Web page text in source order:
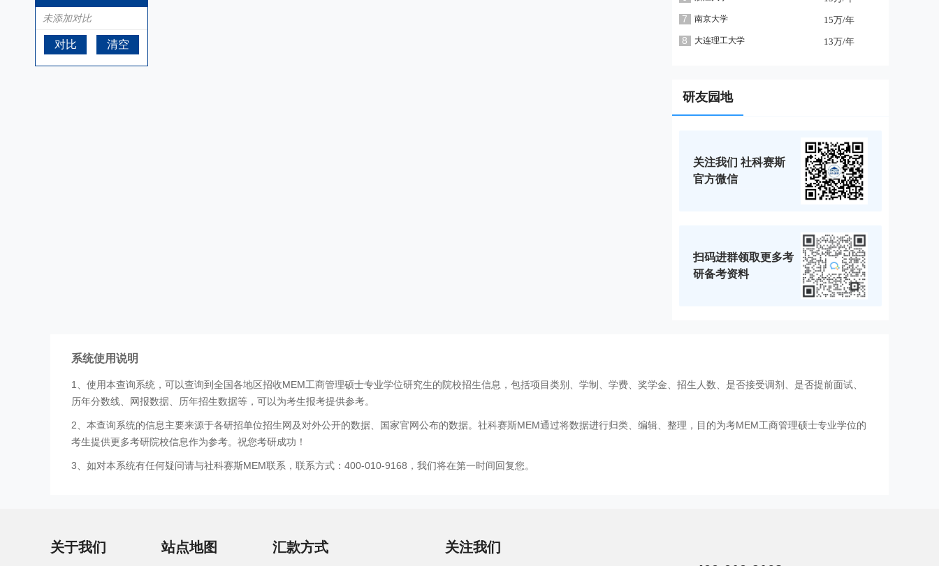
7 南京大学 15万/年
8 大连理工大学 13万/年
研友园地
关注我们 社科赛斯
官方微信
扫码进群领取更多考
研备考资料
系统使用说明
1、使用本查询系统，可以查询到全国各地区招收MEM工商管理硕士专业学位研究生的院校招生信息，包括项目类别、学制、学费、奖学金、招生人数、是否接受调剂、是否提前面试、
历年分数线、网报数据、历年招生数据等，可以为考生报考提供参考。
2、本查询系统的信息主要来源于各研招单位招生网及对外公开的数据、国家官网公布的数据。社科赛斯MEM通过将数据进行归类、编辑、整理，目的为考MEM工商管理硕士专业学位的
考生提供更多考研院校信息作为参考。祝您考研成功！
3、如对本系统有任何疑问请与社科赛斯MEM联系，联系方式：400-010-9168，我们将在第一时间回复您。
未添加对比
对比 清空
关于我们 站点地图 汇款方式
关注我们